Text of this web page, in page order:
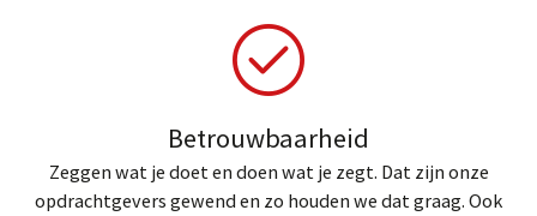
Betrouwbaarheid
Zeggen wat je doet en doen wat je zegt. Dat zijn onze
opdrachtgevers gewend en zo houden we dat graag. Ook